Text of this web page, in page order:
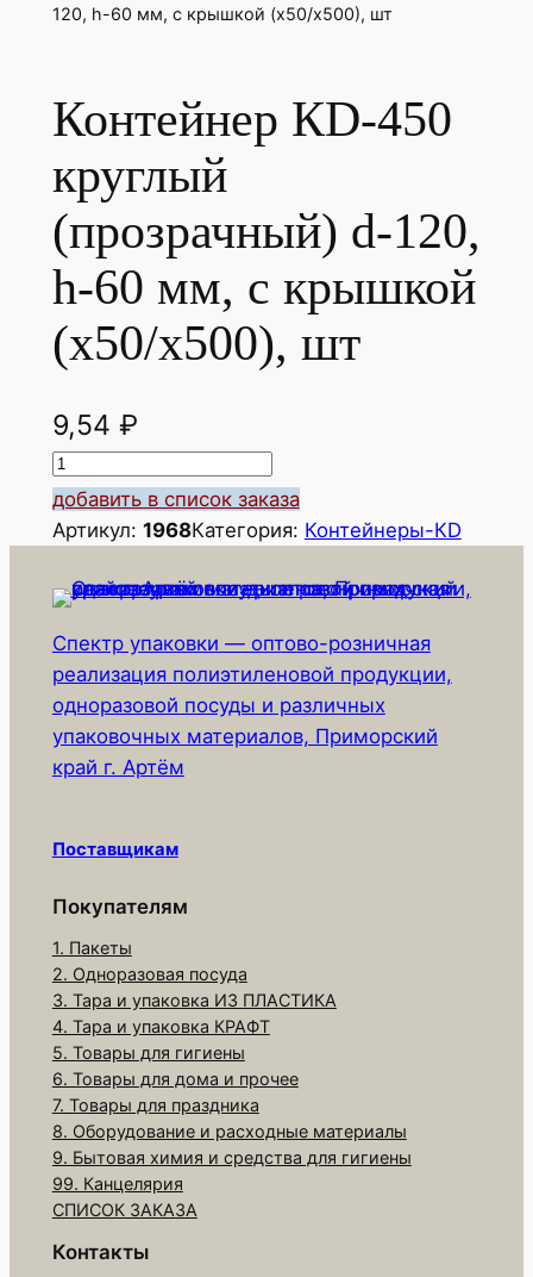
120, h-60 мм, с крышкой (х50/х500), шт
Контейнер КD-450
круглый
(прозрачный) d-120,
h-60 мм, с крышкой
(х50/х500), шт
9,54 ₽
К
о
л
ч
с
т
в
о
т
а
р
К
о
н
т
е
й
н
е
р
D
добавить в список заказа
Артикул: 1968Категория: Контейнеры-КD
Спектр упаковки — оптово-розничная
реализация полиэтиленовой продукции,
одноразовой посуды и различных
упаковочных материалов, Приморский
край г. Артём
Поставщикам
Покупателям
1. Пакеты
2. Одноразовая посуда
3. Тара и упаковка ИЗ ПЛАСТИКА
4. Тара и упаковка КРАФТ
5. Товары для гигиены
6. Товары для дома и прочее
7. Товары для праздника
8. Оборудование и расходные материалы
9. Бытовая химия и средства для гигиены
99. Канцелярия
СПИСОК ЗАКАЗА
Контакты